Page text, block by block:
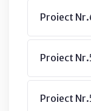
Proiect
Proiect
Proiect